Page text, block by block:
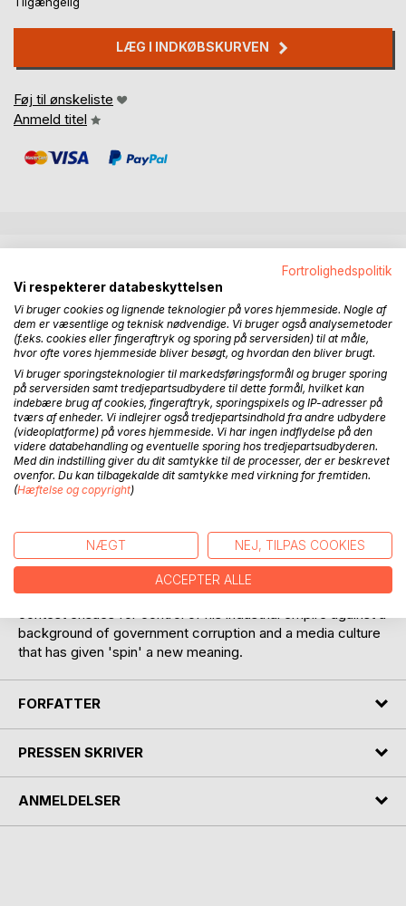
LÆG I INDKØBSKURVEN
Føj til ønskeliste
Anmeld titel
The Slavonic Federation's secret service persuades a
geneticist to access the brain of a visiting American
financial wizard at the head of a trade delegation. The
geneticist, who is seeking funds for research to improve
human mental capacity, is unaware that he is involved in a
bizarre plot to topple his country's government. The plot
goes badly awry and leads to the collapse of the global
economy and a descent into anarchy.
Years later, when the world has reverted to a kind of neo-
fascist politically correct normality, a Danish billionaire is
genomic source of intelligence with a view to creating a
superior strain of homo sapiens. However, the billionaire is
more interested in creating an intellectual elite with himself
at its apex. Things don't turn out exactly as planned, and a
contest ensues for control of his industrial empire against a
background of government corruption and a media culture
that has given 'spin' a new meaning.
FORFATTER
PRESSEN SKRIVER
ANMELDELSER
Fortrolighedspolitik
Vi respekterer databeskyttelsen
Vi bruger cookies og lignende teknologier på vores hjemmeside. Nogle af
dem er væsentlige og teknisk nødvendige. Vi bruger også analysemetoder
(f.eks. cookies eller fingeraftryk og sporing på serversiden) til at måle,
hvor ofte vores hjemmeside bliver besøgt, og hvordan den bliver brugt.
Vi bruger sporingsteknologier til markedsføringsformål og bruger sporing
på serversiden samt tredjepartsudbydere til dette formål, hvilket kan
indebære brug af cookies, fingeraftryk, sporingspixels og IP-adresser på
tværs af enheder. Vi indlejrer også tredjepartsindhold fra andre udbydere
(videoplatforme) på vores hjemmeside. Vi har ingen indflydelse på den
videre databehandling og eventuelle sporing hos tredjepartsudbyderen.
Med din indstilling giver du dit samtykke til de processer, der er beskrevet
ovenfor. Du kan tilbagekalde dit samtykke med virkning for fremtiden.
(Hæftelse og copyright)
NÆGT NEJ, TILPAS COOKIES
ACCEPTER ALLE